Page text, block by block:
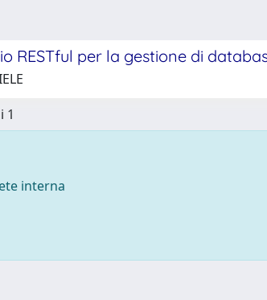
RESTful per la gestione di
1
interna